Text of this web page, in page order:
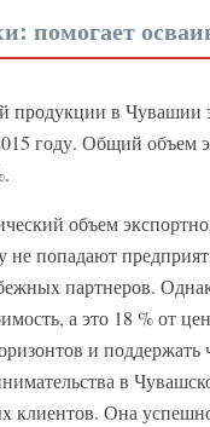
помогает
продукции в Чувашии
году. Общий объем
объем
попадают
партнеров.
а это 18 % от
и
в
клиентов. Она